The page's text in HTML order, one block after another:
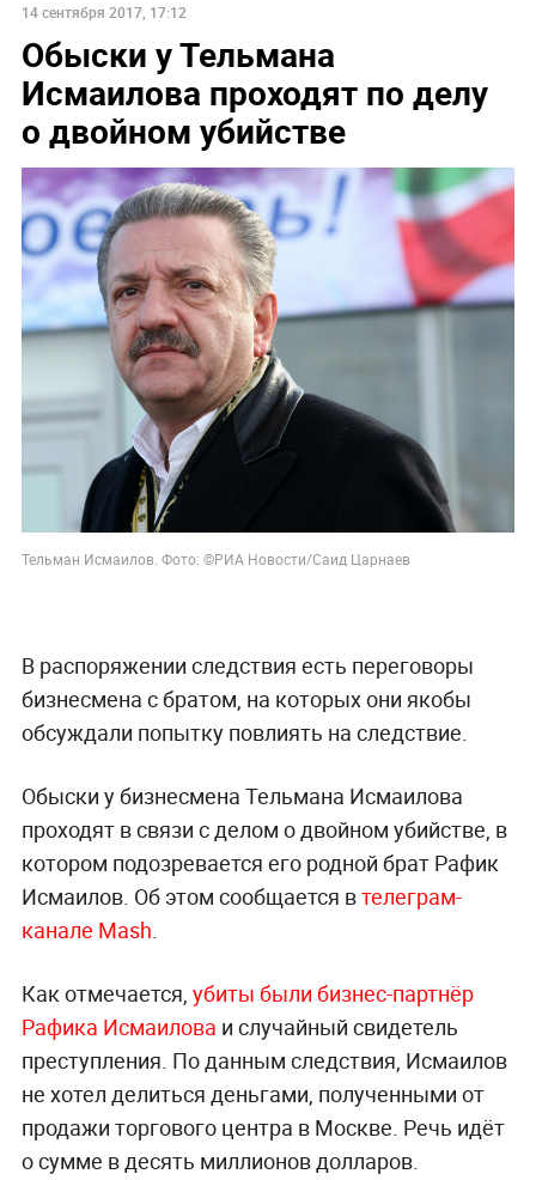
14 сентября 2017, 17:12
Обыски у Тельмана
Исмаилова проходят по делу
о двойном убийстве
Тельман Исмаилов. Фото: ©РИА Новости/Саид Царнаев
В распоряжении следствия есть переговоры
бизнесмена с братом, на которых они якобы
обсуждали попытку повлиять на следствие.
Обыски у бизнесмена Тельмана Исмаилова
проходят в связи с делом о двойном убийстве, в
котором подозревается его родной брат Рафик
Исмаилов. Об этом сообщается втелеграм-
канале Mash.
Как отмечается, убиты были бизнес-партнёр
Рафика Исмаилова и случайный свидетель
преступления. По данным следствия, Исмаилов
не хотел делиться деньгами, полученными от
продажи торгового центра в Москве. Речь идёт
о сумме в десять миллионов долларов.